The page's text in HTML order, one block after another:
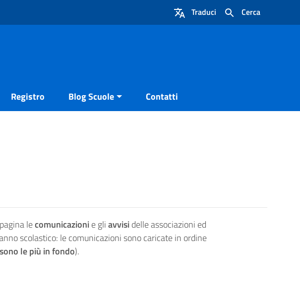
Cerca
Traduci
Registro Blog Scuole Contatti
lecomunicazionie gliavvisidelle associazioni ed
scolastico: le comunicazioni sono caricate in ordine
le più in fondo).